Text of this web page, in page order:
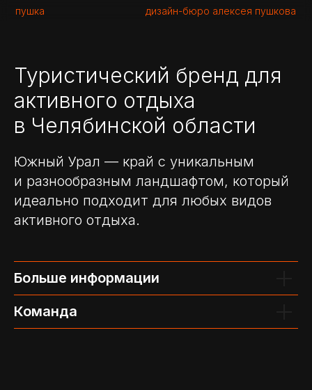
дизайн-бюро алексея пушкова
пушка
Туристический бренд для
активного отдыха
в Челябинской области
Южный Урал — край с уникальным
и разнообразным ландшафтом, который
идеально подходит для любых видов
активного отдыха.
Больше информации
Команда